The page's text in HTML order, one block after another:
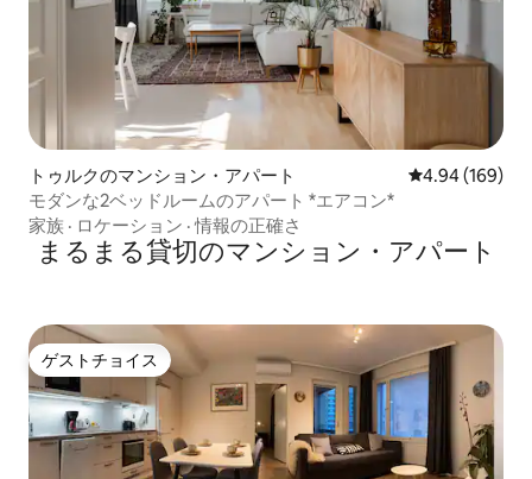
トゥルクのマンション・アパート レビュー169
4.94 (169)
モダンな2ベッドルームのアパート *エアコン*
家族 · ロケーション ·情報の正確さ
まるまる貸切のマンション・アパート
ゲストチョイス
ゲストチョイス